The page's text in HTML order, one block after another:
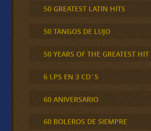
50 GREATEST LATIN HITS
50 TANGOS DE LUJO
50 YEARS OF THE GREATEST
6 LPS EN 3 CD´S
60 ANIVERSARIO
60 BOLEROS DE SIEMPRE